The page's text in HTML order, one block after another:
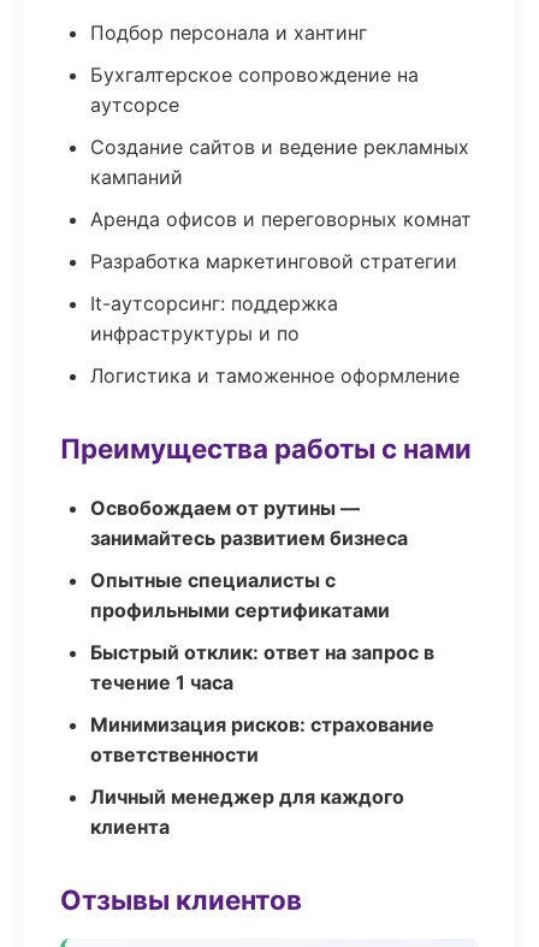
Подбор персонала и хантинг
Бухгалтерское сопровождение на
аутсорсе
Создание сайтов и ведение рекламных
кампаний
Аренда офисов и переговорных комнат
Разработка маркетинговой стратегии
It-аутсорсинг: поддержка
инфраструктуры и по
Логистика и таможенное оформление
Преимущества работы с нами
Освобождаем от рутины —
занимайтесь развитием бизнеса
Опытные специалисты с
профильными сертификатами
Быстрый отклик: ответ на запрос в
течение 1 часа
Минимизация рисков: страхование
ответственности
Личный менеджер для каждого
клиента
Отзывы клиентов